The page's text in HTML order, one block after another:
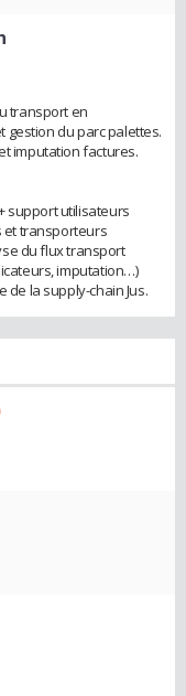
transport en
gestion du parc palettes.
imputation factures.
support utilisateurs
et transporteurs
du flux transport
imputation…)
de la supply-chain Jus.